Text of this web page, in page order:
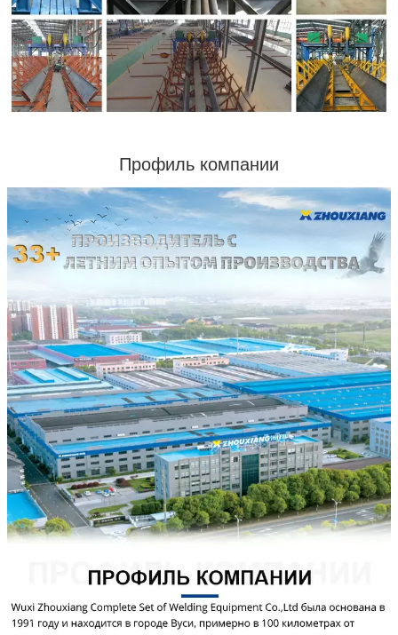
Профиль компании